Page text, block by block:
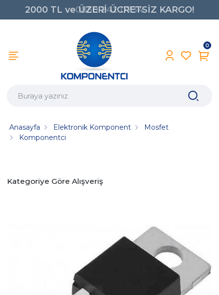
2000 TL ve ÜZERİ ÜCRETSİZ KARGO!
0850 242 0734
0
Anasayfa Elektronik Komponent
Mosfet
Komponentci
Kategoriye Göre Alışveriş